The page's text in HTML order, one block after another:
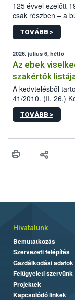
125 évvel ezelőtt
csak részben – a
állomás a Kis
tervezett új
TOVÁBB >
2026. július 6, hétfő
Az ebek
szakértők
A kedvtelésből
41/2010. (II. 26.)
sérülés, illetve
hatósági
vonni az ebek
TOVÁBB >
Hivatalunk
Bemutatkozás
Szervezeti felépítés
Gazdálkodási adatok
Felügyeleti szervünk
Projektek
Kapcsolódó linkek